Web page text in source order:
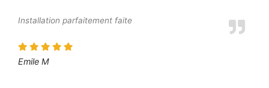
Installation parfaitement faite
Emile M